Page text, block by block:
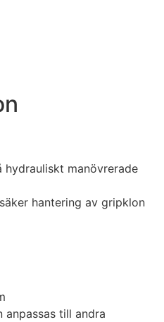
manövrerade
hantering av gripklon
anpassas till andra